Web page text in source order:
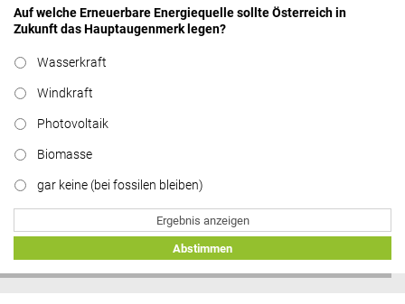
Auf welche Erneuerbare Energiequelle sollte Österreich in
Zukunft das Hauptaugenmerk legen?
Wasserkraft
Windkraft
Photovoltaik
Biomasse
gar keine (bei fossilen bleiben)
Ergebnis anzeigen
Abstimmen